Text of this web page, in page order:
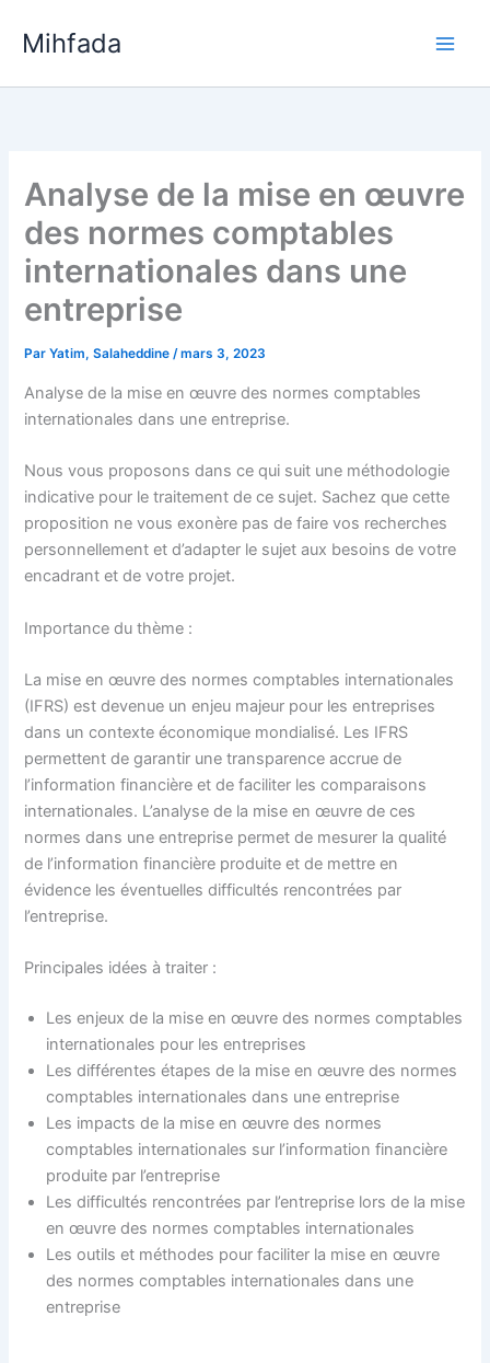
Mihfada
Analyse de la mise en œuvre
des normes comptables
internationales dans une
entreprise
ParYatim, Salaheddine/mars 3, 2023
Analyse de la mise en œuvre des normes comptables
internationales dans une entreprise.
Nous vous proposons dans ce qui suit une méthodologie
indicative pour le traitement de ce sujet. Sachez que cette
proposition ne vous exonère pas de faire vos recherches
personnellement et d’adapter le sujet aux besoins de votre
encadrant et de votre projet.
Importance du thème :
La mise en œuvre des normes comptables internationales
(IFRS) est devenue un enjeu majeur pour les entreprises
dans un contexte économique mondialisé. Les IFRS
permettent de garantir une transparence accrue de
l’information financière et de faciliter les comparaisons
internationales. L’analyse de la mise en œuvre de ces
normes dans une entreprise permet de mesurer la qualité
de l’information financière produite et de mettre en
évidence les éventuelles difficultés rencontrées par
l’entreprise.
Principales idées à traiter :
Les enjeux de la mise en œuvre des normes comptables
internationales pour les entreprises
Les différentes étapes de la mise en œuvre des normes
comptables internationales dans une entreprise
Les impacts de la mise en œuvre des normes
comptables internationales sur l’information financière
produite par l’entreprise
Les difficultés rencontrées par l’entreprise lors de la mise
en œuvre des normes comptables internationales
Les outils et méthodes pour faciliter la mise en œuvre
des normes comptables internationales dans une
entreprise